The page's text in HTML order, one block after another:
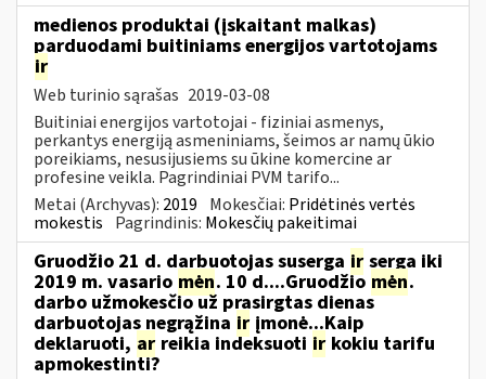
medienos produktai (įskaitant malkas)
parduodami buitiniams energijos vartotojams
ir
Web turinio sąrašas 2019-03-08
Buitiniai energijos vartotojai - fiziniai asmenys,
perkantys energiją asmeniniams, šeimos ar namų ūkio
poreikiams, nesusijusiems su ūkine komercine ar
profesine veikla. Pagrindiniai PVM tarifo...
Metai (Archyvas): 2019 Mokesčiai: Pridėtinės vertės
mokestis Pagrindinis: Mokesčių pakeitimai
Gruodžio 21 d. darbuotojas suserga ir serga iki
2019 m. vasario mėn. 10 d....Gruodžio mėn.
darbo užmokesčio už prasirgtas dienas
darbuotojas negrąžina ir įmonė...Kaip
deklaruoti, ar reikia indeksuoti ir kokiu tarifu
apmokestinti?